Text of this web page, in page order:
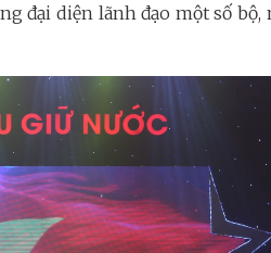
đại diện lãnh đạo một số bộ,